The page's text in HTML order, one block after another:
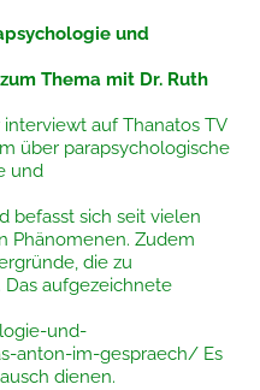
und
Thema mit Dr. Ruth
auf Thanatos TV
über parapsychologische
und
befasst sich seit vielen
Phänomenen. Zudem
die zu
aufgezeichnete
und-
anton-im-gespraech/ Es
dienen.